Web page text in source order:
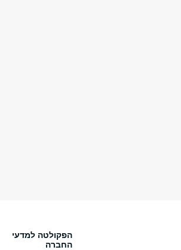
הפקולטה למדעי
החברה